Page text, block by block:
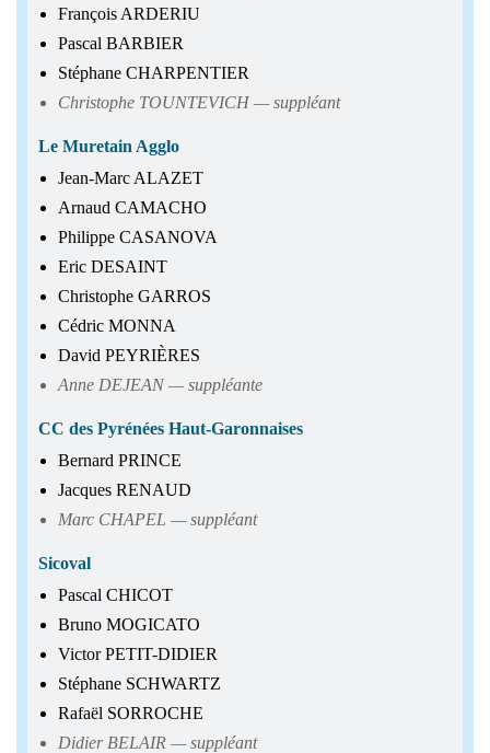
François ARDERIU
Pascal BARBIER
Stéphane CHARPENTIER
Christophe TOUNTEVICH — suppléant
Le Muretain Agglo
Jean-Marc ALAZET
Arnaud CAMACHO
Philippe CASANOVA
Eric DESAINT
Christophe GARROS
Cédric MONNA
David PEYRIÈRES
Anne DEJEAN — suppléante
CC des Pyrénées Haut-Garonnaises
Bernard PRINCE
Jacques RENAUD
Marc CHAPEL — suppléant
Sicoval
Pascal CHICOT
Bruno MOGICATO
Victor PETIT-DIDIER
Stéphane SCHWARTZ
Rafaël SORROCHE
Didier BELAIR — suppléant